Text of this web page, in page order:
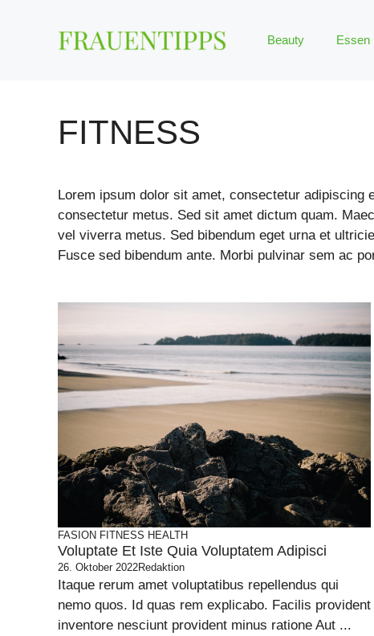
Beauty Essen
FITNESS
Lorem ipsum dolor sit amet, consectetur
consectetur metus. Sed sit amet dictum quam.
vel viverra metus. Sed bibendum eget urna et
Fusce sed bibendum ante. Morbi pulvinar sem ac
FASION FITNESS HEALTH
Voluptate Et Iste Quia Voluptatem Adipisci
26. Oktober 2022Redaktion
Itaque rerum amet voluptatibus repellendus qui
nemo quos. Id quas rem explicabo. Facilis provident
inventore nesciunt provident minus ratione Aut ...